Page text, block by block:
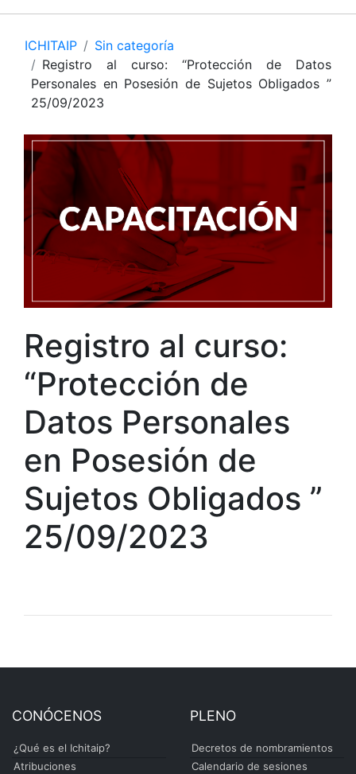
ICHITAIP
Sin categoría
Registro al curso: “Protección de Datos
Personales en Posesión de Sujetos Obligados ”
25/09/2023
Registro al curso:
“Protección de
Datos Personales
en Posesión de
Sujetos Obligados ”
25/09/2023
CONÓCENOS
¿Qué es el Ichitaip?
Atribuciones
PLENO
Decretos de nombramientos
Calendario de sesiones